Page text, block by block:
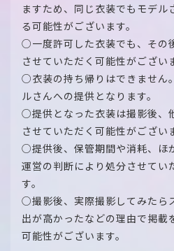
ますため、同じ衣装でもモデル
る可能性がございます。
○一度許可した衣装でも、その
させていただく可能性がござい
○衣装の持ち帰りはできません
ルさんへの提供となります。
○提供となった衣装は撮影後、
させていただく可能性がござい
○提供後、保管期間や消耗、ほ
運営の判断により処分させてい
す。
○撮影後、実際撮影してみたら
出が高かったなどの理由で掲載
可能性がございます。